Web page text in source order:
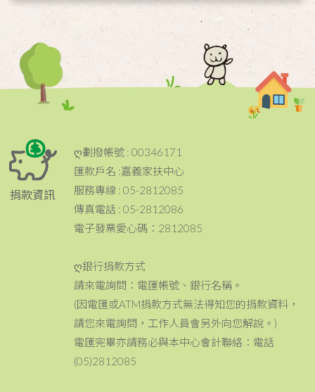
捐款資訊
ღ劃撥帳號 : 00346171
匯款戶名 :嘉義家扶中心
服務專線 : 05-2812085
傳真電話 : 05-2812086
電子發票愛心碼：2812085
ღ銀行捐款方式
請來電詢問：電匯帳號、銀行名稱。
(因電匯或ATM捐款方式無法得知您的捐款資料，
請您來電詢問，工作人員會另外向您解說。)
電匯完畢亦請務必與本中心會計聯絡：電話
(05)2812085